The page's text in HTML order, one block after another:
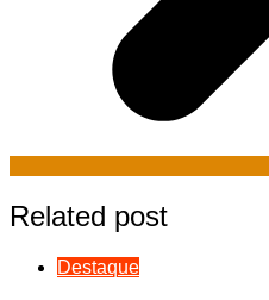
Related post
Destaque